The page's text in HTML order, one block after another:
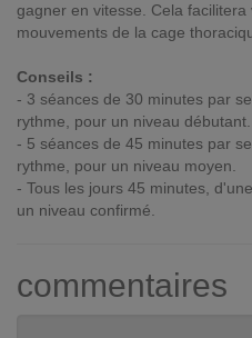
gagner en vitesse. Cela
mouvements de la cage
Conseils :
- 3 séances de 30 minutes par
rythme, pour un niveau débutant.
- 5 séances de 45 minutes par
rythme, pour un niveau moyen.
- Tous les jours 45 minutes,
un niveau confirmé.
commentaires